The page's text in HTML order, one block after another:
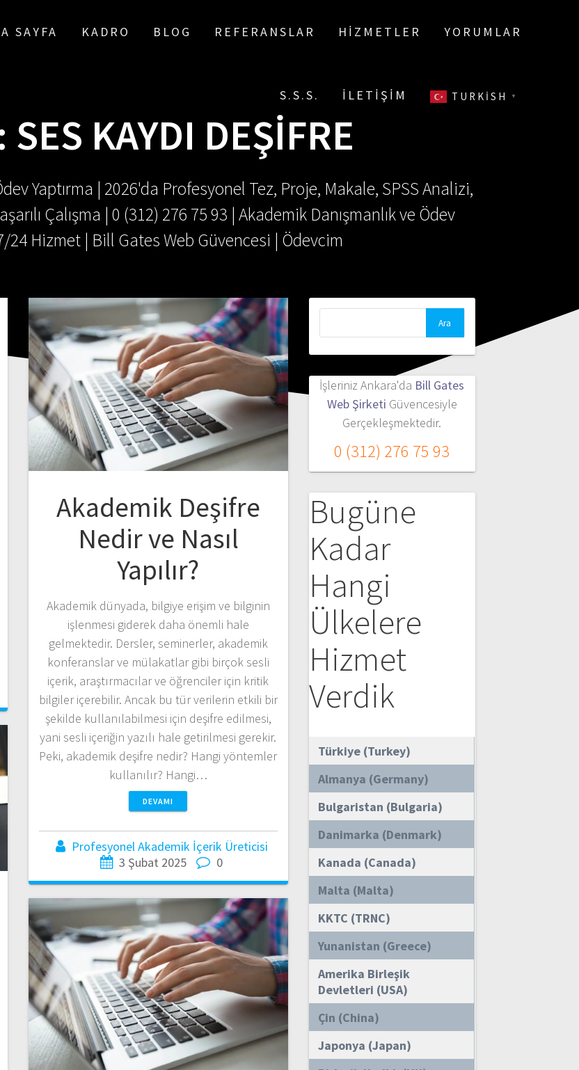
SAYFA KADRO BLOG REFERANSLAR HIZMETLER YORUMLAR
S.S.S. İLETIŞIM TURKISH ▼
SES KAYDI DEŞIFRE
Yaptırma | 2026'da Profesyonel Tez, Proje, Makale, SPSS Analizi,
Çalışma | 0 (312) 276 75 93 | Akademik Danışmanlık ve Ödev
24 Hizmet | Bill Gates Web Güvencesi | Ödevcim
Akademik Deşifre
Nedir ve Nasıl
Yapılır?
Akademik dünyada, bilgiye erişim ve bilginin
işlenmesi giderek daha önemli hale
gelmektedir. Dersler, seminerler, akademik
konferanslar ve mülakatlar gibi birçok sesli
içerik, araştırmacılar ve öğrenciler için kritik
bilgiler içerebilir. Ancak bu tür verilerin etkili bir
şekilde kullanılabilmesi için deşifre edilmesi,
yani sesli içeriğin yazılı hale getirilmesi gerekir.
Peki, akademik deşifre nedir? Hangi yöntemler
kullanılır? Hangi…
DEVAMI
Profesyonel Akademik İçerik Üreticisi
3 Şubat 2025
0
İşleriniz Ankara'da Bill Gates
Web Şirketi Güvencesiyle
Gerçekleşmektedir.
0 (312) 276 75 93
Bugüne
Kadar
Hangi
Ülkelere
Hizmet
Verdik
Türkiye (Turkey)
Almanya (Germany)
Bulgaristan (Bulgaria)
Danimarka (Denmark)
Kanada (Canada)
Malta (Malta)
KKTC (TRNC)
Yunanistan (Greece)
Amerika Birleşik
Devletleri (USA)
Çin (China)
Japonya (Japan)